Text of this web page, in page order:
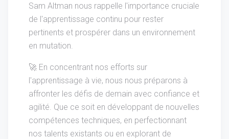
Sam Altman nous rappelle l'importance cruciale
de l'apprentissage continu pour rester
pertinents et prospérer dans un environnement
en mutation.
🚀 En concentrant nos efforts sur
l'apprentissage à vie, nous nous préparons à
affronter les défis de demain avec confiance et
agilité. Que ce soit en développant de nouvelles
compétences techniques, en perfectionnant
nos talents existants ou en explorant de